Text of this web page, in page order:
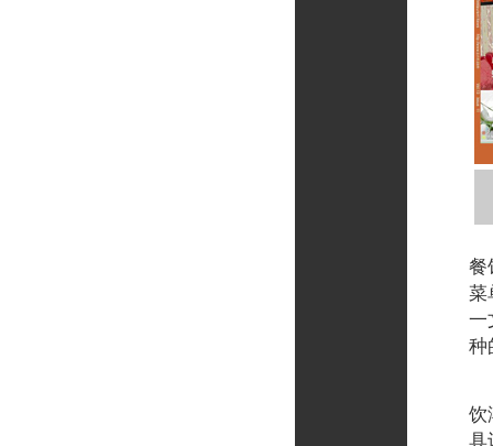
餐
菜
一
种
饮
具